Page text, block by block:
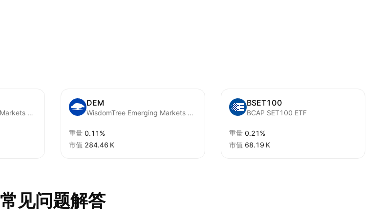
WisdomTree Emerging Markets High Dividend UCITS ETF Accum USD
DEM
WisdomTree Emerging Markets High Dividend UCITS ETF USD
重量 0.11%
市值 ‪284.46 K‬
BSET100
BCAP SET100 ETF
重量 0.21%
市值 ‪68.19 K‬
常见问题解答